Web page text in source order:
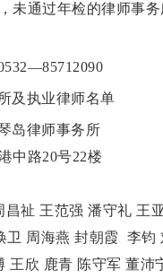
未通过年检的律师事
及执业律师名单
律师事务所
路20号22楼
王范强 潘守礼 王
周海燕 封朝霞 李钧
王欣 鹿青 陈守军 董